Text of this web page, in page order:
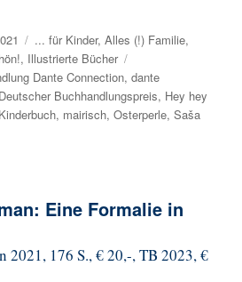
Kategorien
... für Kinder,Alles (!) Familie,
, Illustrierte Bücher
Dante Connection,dante
Deutscher Buchhandlungspreis, Hey hey
Kinderbuch, mairisch,Osterperle,Saša
Eine Formalie in
2021, 176 S., € 20,-, TB 2023, €